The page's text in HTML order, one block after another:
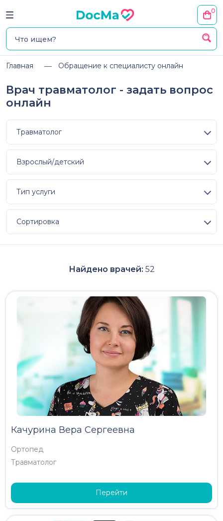
0
Главная Обращение к специалисту онлайн
Врач травматолог - задать вопрос
онлайн
Травматолог
Взрослый/детский
Тип услуги
Сортировка
Найдено врачей: 52
Качурина Вера Сергеевна
Ортопед
Травматолог
Перейти